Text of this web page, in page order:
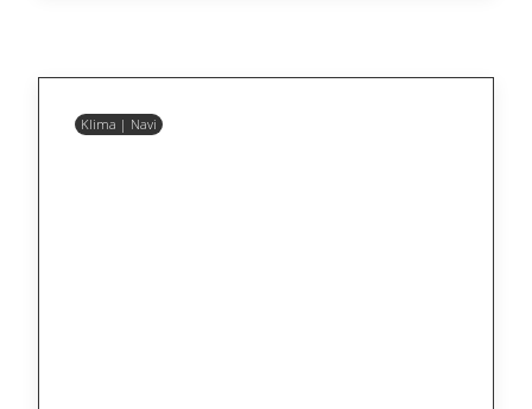
Klima | Navi